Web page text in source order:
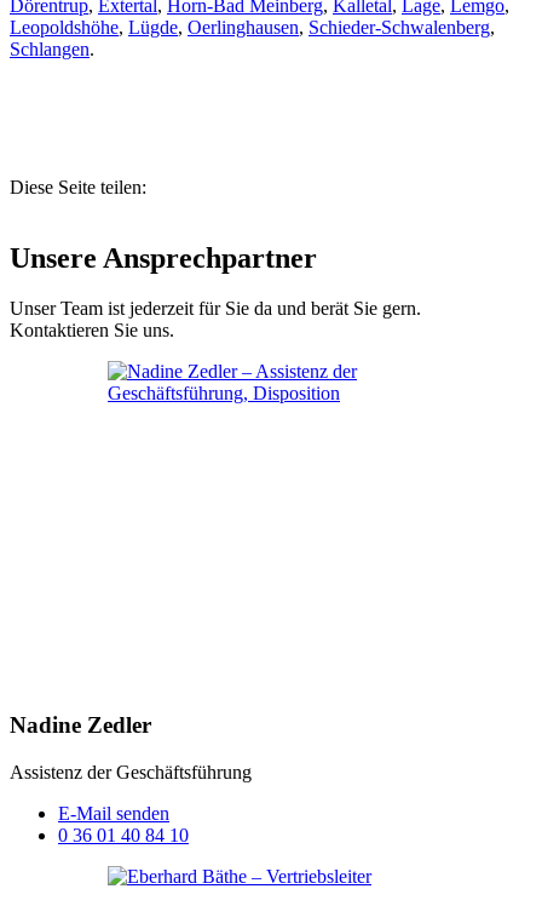
Dörentrup, Extertal, Horn-Bad Meinberg, Kalletal, Lage, Lemgo,
Leopoldshöhe, Lügde, Oerlinghausen, Schieder-Schwalenberg,
Schlangen.
Diese Seite teilen:
Unsere Ansprechpartner
Unser Team ist jederzeit für Sie da und berät Sie gern.
Kontaktieren Sie uns.
Nadine Zedler
Assistenz der Geschäftsführung
E-Mail senden
0 36 01 40 84 10